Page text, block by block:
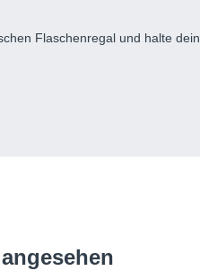
Flaschenregal und halte